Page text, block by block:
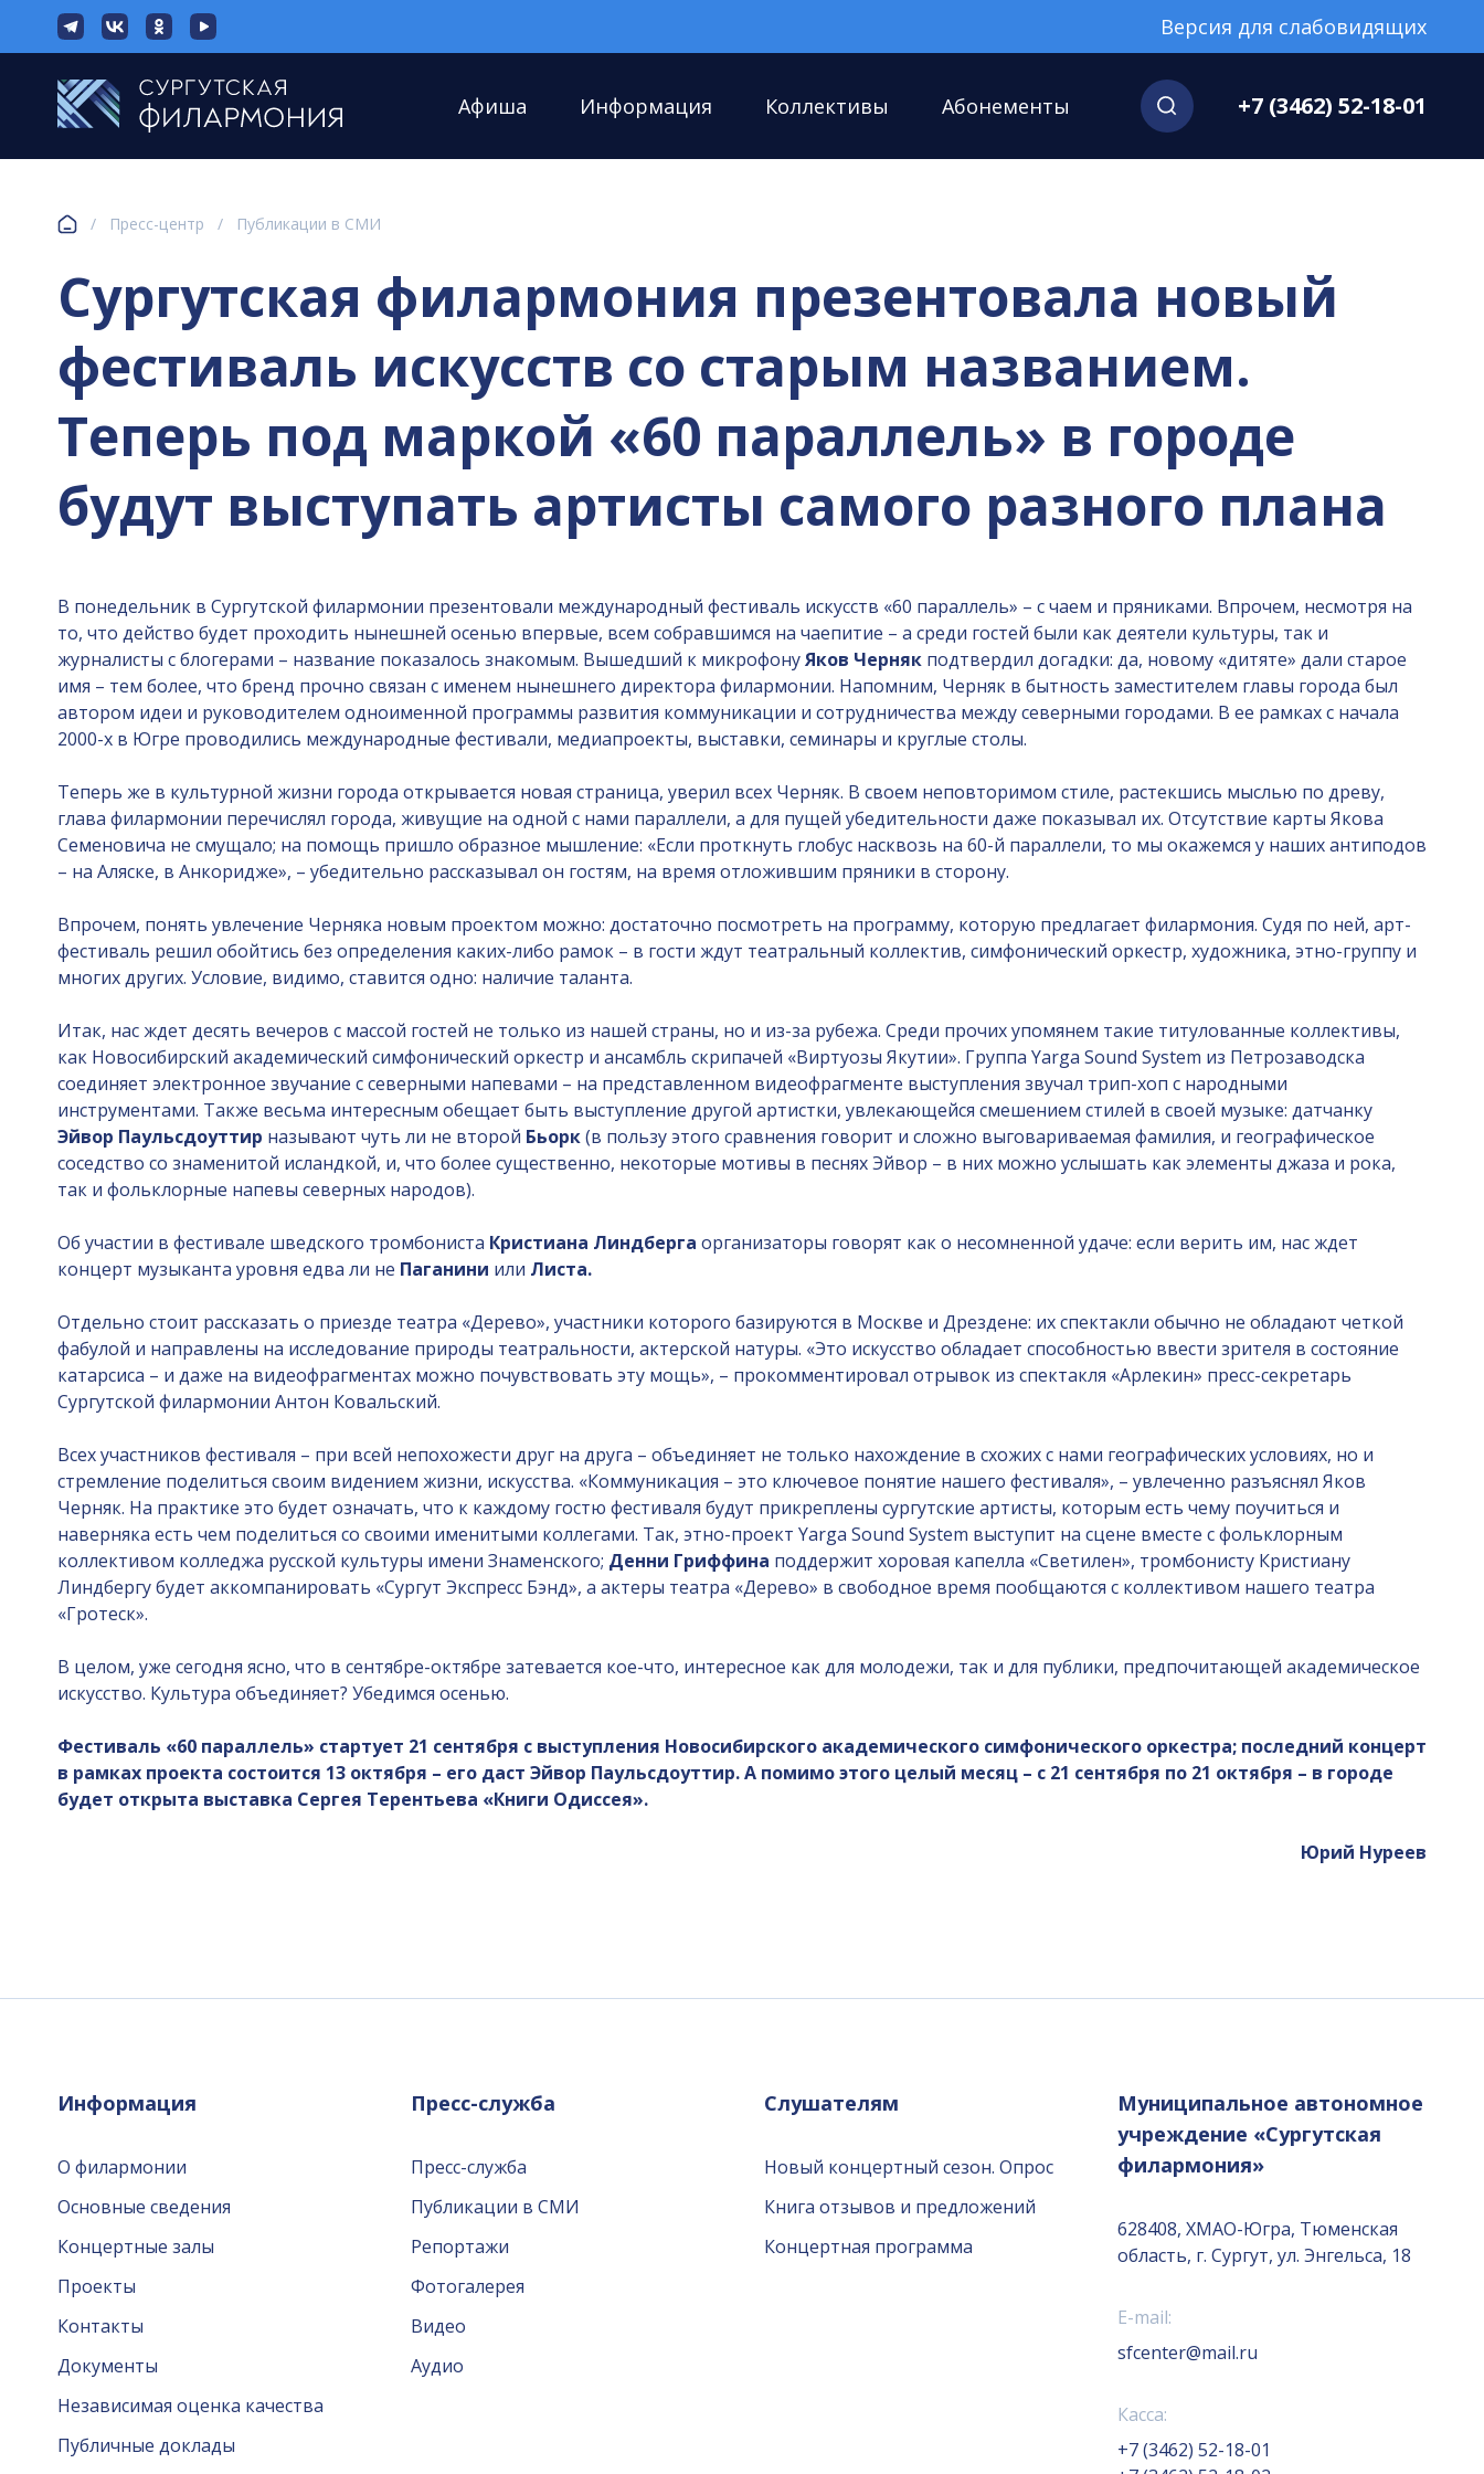
Версия для слабовидящих
Афиша Информация Коллективы Абонементы +7 (3462) 52-18-01
/ Пресс-центр / Публикации в СМИ
Сургутская филармония презентовала новый
фестиваль искусств со старым названием.
Теперь под маркой «60 параллель» в городе
будут выступать артисты самого разного плана
В понедельник в Сургутской филармонии презентовали международный фестиваль искусств «60 параллель» – с чаем и пряниками. Впрочем, несмотря на
то, что действо будет проходить нынешней осенью впервые, всем собравшимся на чаепитие – а среди гостей были как деятели культуры, так и
журналисты с блогерами – название показалось знакомым. Вышедший к микрофонуЯков Черняк подтвердил догадки: да, новому «дитяте» дали старое
имя – тем более, что бренд прочно связан с именем нынешнего директора филармонии. Напомним, Черняк в бытность заместителем главы города был
автором идеи и руководителем одноименной программы развития коммуникации и сотрудничества между северными городами. В ее рамках с начала
2000-х в Югре проводились международные фестивали, медиапроекты, выставки, семинары и круглые столы.
Теперь же в культурной жизни города открывается новая страница, уверил всех Черняк. В своем неповторимом стиле, растекшись мыслью по древу,
глава филармонии перечислял города, живущие на одной с нами параллели, а для пущей убедительности даже показывал их. Отсутствие карты Якова
Семеновича не смущало; на помощь пришло образное мышление: «Если проткнуть глобус насквозь на 60-й параллели, то мы окажемся у наших антиподов
– на Аляске, в Анкоридже», – убедительно рассказывал он гостям, на время отложившим пряники в сторону.
Впрочем, понять увлечение Черняка новым проектом можно: достаточно посмотреть на программу, которую предлагает филармония. Судя по ней, арт-
фестиваль решил обойтись без определения каких-либо рамок – в гости ждут театральный коллектив, симфонический оркестр, художника, этно-группу и
многих других. Условие, видимо, ставится одно: наличие таланта.
Итак, нас ждет десять вечеров с массой гостей не только из нашей страны, но и из-за рубежа. Среди прочих упомянем такие титулованные коллективы,
как Новосибирский академический симфонический оркестр и ансамбль скрипачей «Виртуозы Якутии». Группа Yarga Sound System из Петрозаводска
соединяет электронное звучание с северными напевами – на представленном видеофрагменте выступления звучал трип-хоп с народными
инструментами. Также весьма интересным обещает быть выступление другой артистки, увлекающейся смешением стилей в своей музыке: датчанку
Эйвор Паульсдоуттир называют чуть ли не второй Бьорк(в пользу этого сравнения говорит и сложно выговариваемая фамилия, и географическое
соседство со знаменитой исландкой, и, что более существенно, некоторые мотивы в песнях Эйвор – в них можно услышать как элементы джаза и рока,
так и фольклорные напевы северных народов).
Об участии в фестивале шведского тромбониста Кристиана Линдберга организаторы говорят как о несомненной удаче: если верить им, нас ждет
концерт музыканта уровня едва ли не Паганини или Листа.
Отдельно стоит рассказать о приезде театра «Дерево», участники которого базируются в Москве и Дрездене: их спектакли обычно не обладают четкой
фабулой и направлены на исследование природы театральности, актерской натуры. «Это искусство обладает способностью ввести зрителя в состояние
катарсиса – и даже на видеофрагментах можно почувствовать эту мощь», – прокомментировал отрывок из спектакля «Арлекин» пресс-секретарь
Сургутской филармонии Антон Ковальский.
Всех участников фестиваля – при всей непохожести друг на друга – объединяет не только нахождение в схожих с нами географических условиях, но и
стремление поделиться своим видением жизни, искусства. «Коммуникация – это ключевое понятие нашего фестиваля», – увлеченно разъяснял Яков
Черняк. На практике это будет означать, что к каждому гостю фестиваля будут прикреплены сургутские артисты, которым есть чему поучиться и
наверняка есть чем поделиться со своими именитыми коллегами. Так, этно-проект Yarga Sound System выступит на сцене вместе с фольклорным
коллективом колледжа русской культуры имени Знаменского; Денни Гриффина поддержит хоровая капелла «Светилен», тромбонисту Кристиану
Линдбергу будет аккомпанировать «Сургут Экспресс Бэнд», а актеры театра «Дерево» в свободное время пообщаются с коллективом нашего театра
«Гротеск».
В целом, уже сегодня ясно, что в сентябре-октябре затевается кое-что, интересное как для молодежи, так и для публики, предпочитающей академическое
искусство. Культура объединяет? Убедимся осенью.
Фестиваль «60 параллель» стартует 21 сентября с выступления Новосибирского академического симфонического оркестра; последний концерт
в рамках проекта состоится 13 октября – его даст Эйвор Паульсдоуттир. А помимо этого целый месяц – с 21 сентября по 21 октября – в городе
будет открыта выставка Сергея Терентьева «Книги Одиссея».
Юрий Нуреев
Информация
О филармонии
Основные сведения
Концертные залы
Проекты
Контакты
Документы
Независимая оценка качества
Публичные доклады
Пресс-служба
Пресс-служба
Публикации в СМИ
Репортажи
Фотогалерея
Видео
Аудио
Слушателям
Новый концертный сезон. Опрос
Книга отзывов и предложений
Концертная программа
Муниципальное автономное
учреждение «Сургутская
филармония»
628408, ХМАО-Югра, Тюменская
область, г. Сургут, ул. Энгельса, 18
E-mail:
sfcenter@mail.ru
Касса:
+7 (3462) 52-18-01